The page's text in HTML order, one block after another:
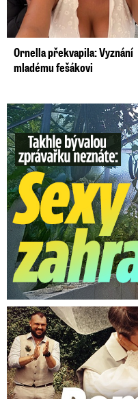
Ornella překvapila: Vyznání
mladému fešákovi
Takhle slavnou
Krásná hvězda Zlaté labutě